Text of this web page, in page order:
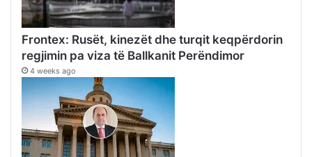
Frontex: Rusët, kinezët dhe turqit keqpërdorin
regjimin pa viza të Ballkanit Perëndimor
4 weeks ago